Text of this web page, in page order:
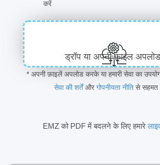
करें
ड्रॉप या अपनी फ़ाइल
* अपनी फ़ाइलें अपलोड करके या हमारी सेवा का
सेवा की शर्तेंऔरगोपनीयता नीतिसे सहमत
EMZ को PDF में बदलने के लिए हमारे